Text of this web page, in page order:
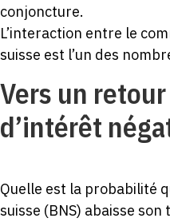
conjoncture.
L’interaction entre le
suisse est l’un des
Vers un
d’intérêt
Quelle est la probabilité
suisse (BNS) abaisse